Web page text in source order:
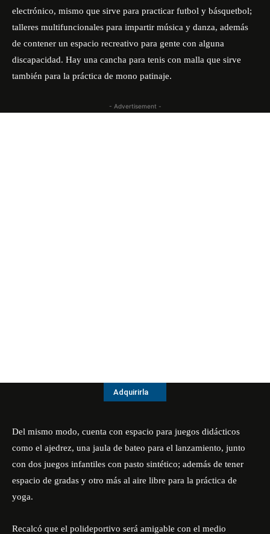
electrónico, mismo que sirve para practicar futbol y básquetbol;
talleres multifuncionales para impartir música y danza, además
de contener un espacio recreativo para gente con alguna
discapacidad. Hay una cancha para tenis con malla que sirve
también para la práctica de mono patinaje.
- Advertisement -
Adquirirla
Del mismo modo, cuenta con espacio para juegos didácticos
como el ajedrez, una jaula de bateo para el lanzamiento, junto
con dos juegos infantiles con pasto sintético; además de tener
espacio de gradas y otro más al aire libre para la práctica de
yoga.
Recalcó que el polideportivo será amigable con el medio